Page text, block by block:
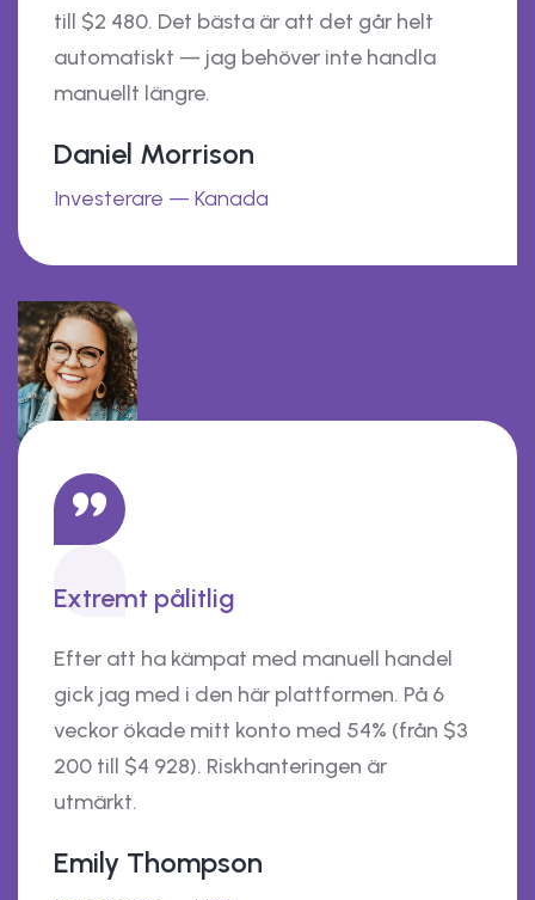
till $2 480. Det bästa är att det går helt
automatiskt — jag behöver inte handla
manuellt längre.
Daniel Morrison
Investerare — Kanada
Extremt pålitlig
Efter att ha kämpat med manuell handel
gick jag med i den här plattformen. På 6
veckor ökade mitt konto med 54% (från $3
200 till $4 928). Riskhanteringen är
utmärkt.
Emily Thompson